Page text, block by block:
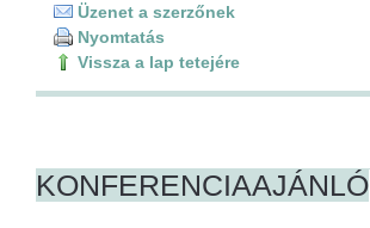
Üzenet a szerzőnek
Nyomtatás
Vissza a lap tetejére
KONFERENCIAAJÁNLÓ